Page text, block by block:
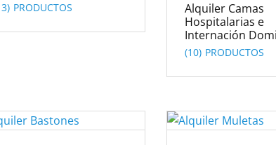
Alquiler Camas
Hospitalarias e
Internación
(10)